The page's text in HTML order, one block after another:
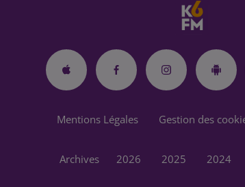
Mentions Légales Gestion des
Archives 2026 2025 2024